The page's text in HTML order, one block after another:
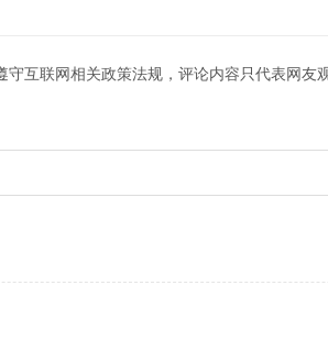
守互联网相关政策法规，评论内容只代表网友